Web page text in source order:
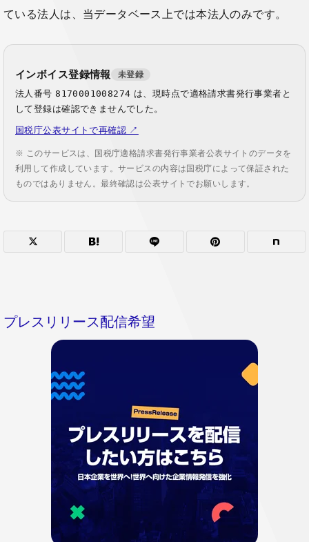
ている法人は、当データベース上では本法人のみです。
インボイス登録情報 未登録
法人番号8170001008274 は、現時点で適格請求書発行事業者と
して登録は確認できませんでした。
国税庁公表サイトで再確認 ↗
※ このサービスは、国税庁適格請求書発行事業者公表サイトのデータを
利用して作成しています。サービスの内容は国税庁によって保証された
ものではありません。最終確認は公表サイトでお願いします。
プレスリリース配信希望